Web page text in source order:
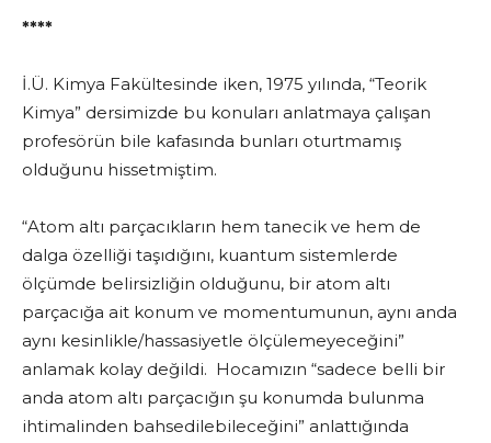
****
İ.Ü. Kimya Fakültesinde iken, 1975 yılında, “Teorik
Kimya” dersimizde bu konuları anlatmaya çalışan
profesörün bile kafasında bunları oturtmamış
olduğunu hissetmiştim.
“Atom altı parçacıkların hem tanecik ve hem de
dalga özelliği taşıdığını, kuantum sistemlerde
ölçümde belirsizliğin olduğunu, bir atom altı
parçacığa ait konum ve momentumunun, aynı anda
aynı kesinlikle/hassasiyetle ölçülemeyeceğini”
anlamak kolay değildi. Hocamızın “sadece belli bir
anda atom altı parçacığın şu konumda bulunma
ihtimalinden bahsedilebileceğini” anlattığında